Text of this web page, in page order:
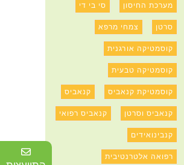
מערכת החיסון סי בי די
סרטן צמחי מרפא
קוסמטיקה אורגנית
קוסמטיקה טבעית
קוסמטיקת קנאביס קנאביס
קנאביס וסרטן קנאביס רפואי
קנבינואידים
רפואה אלטרנטיבית